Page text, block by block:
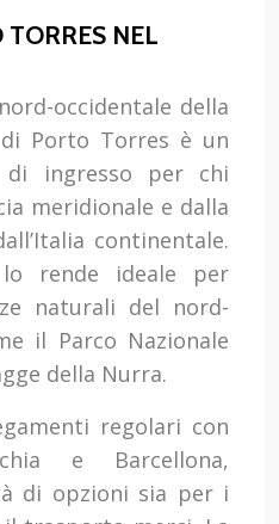
NEL
occidentale della
Porto Torres è un
ingresso per chi
meridionale e dalla
continentale.
rende ideale per
naturali del nord-
il Parco Nazionale
della Nurra.
regolari con
e Barcellona,
di opzioni sia per i